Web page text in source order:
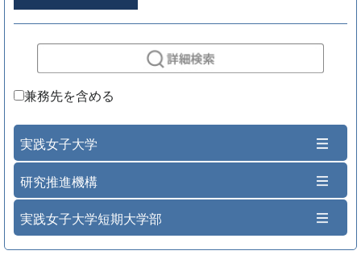
兼務先を含める
実践女子大学
研究推進機構
実践女子大学短期大学部